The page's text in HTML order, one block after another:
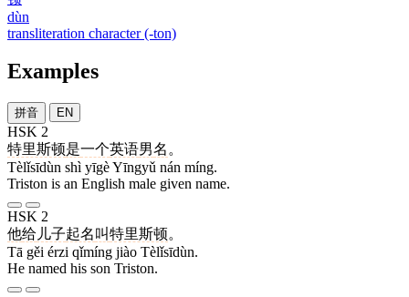
dùn
transliteration character (-ton)
Examples
拼音 EN
HSK 2
特里斯顿是一个英语男名 。
Tèlǐsīdùn shì yīgè Yīngyǔ nán míng.
Triston is an English male given name.
HSK 2
他给 儿子起名叫特里斯顿。
Tā gěi érzi qǐmíng jiào Tèlǐsīdùn.
He named his son Triston.